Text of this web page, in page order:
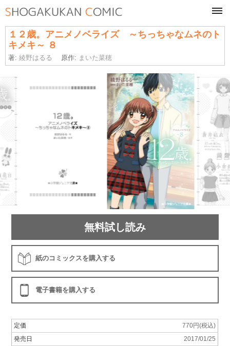
１２歳。アニメノベライズ ～ちっちゃなムネのト
キメキ～ ８
著:綾野はるる 原作: まいた菜穂
無料試し読み
紙のコミックスを購入する
電子書籍を購入する
定価
770円(税込)
発売日
2017/01/25